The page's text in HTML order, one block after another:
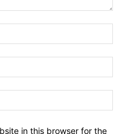
in this browser for the